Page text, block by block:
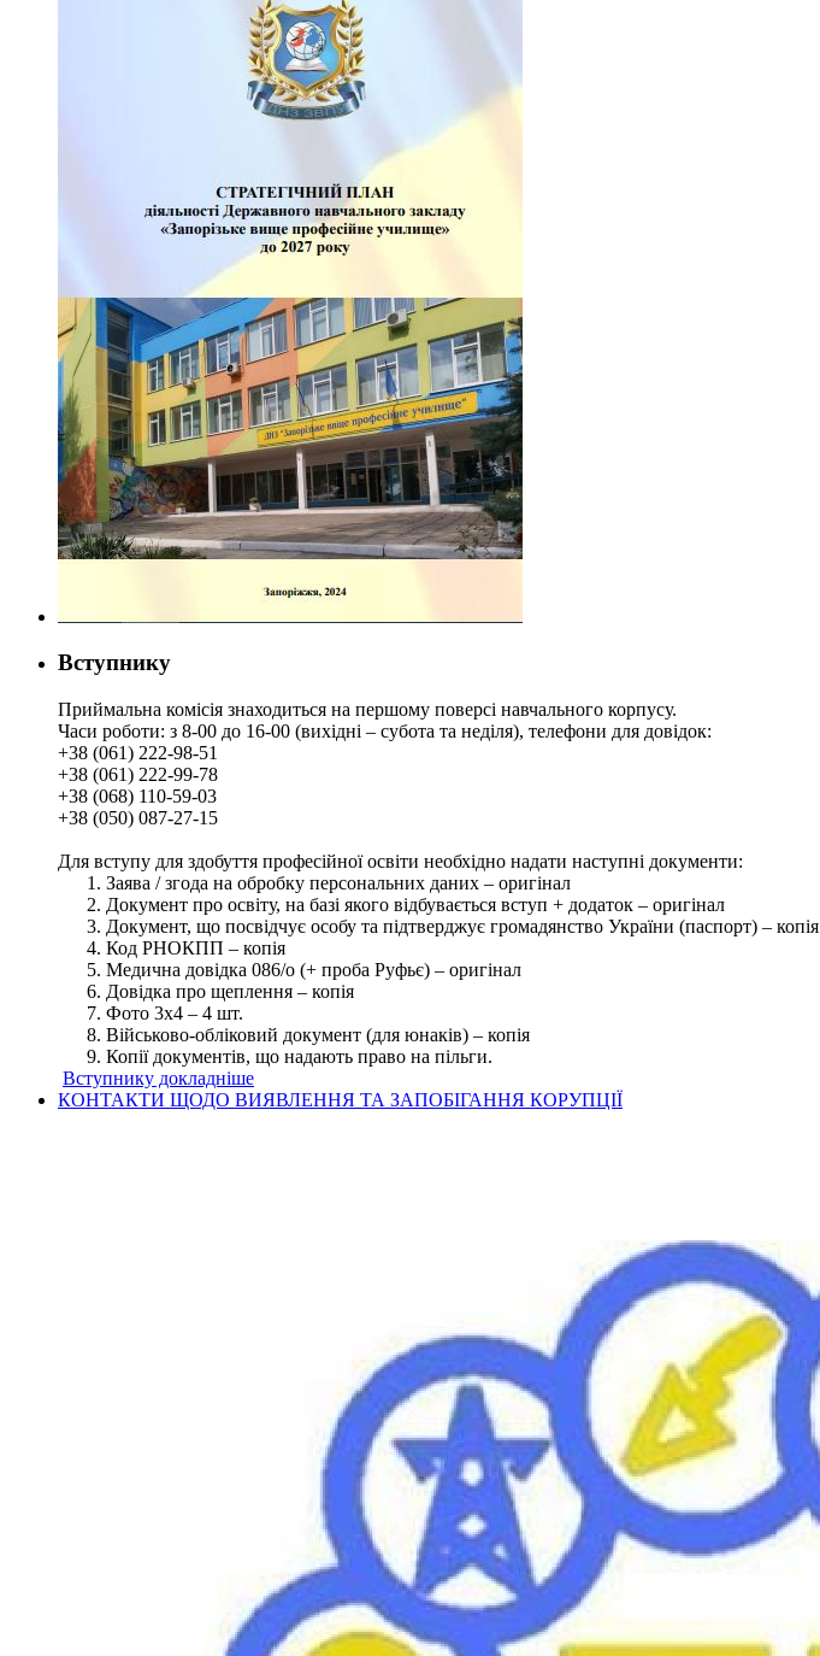
Вступнику
Приймальна комісія знаходиться на першому поверсі навчального корпусу.
Часи роботи: з 8-00 до 16-00 (вихідні – субота та неділя), телефони для довідок:
+38 (061) 222-98-51
+38 (061) 222-99-78
+38 (068) 110-59-03
+38 (050) 087-27-15
Для вступу для здобуття професійної освіти необхідно надати наступні документи:
Заява / згода на обробку персональних даних – оригінал
Документ про освіту, на базі якого відбувається вступ + додаток – оригінал
Документ, що посвідчує особу та підтверджує громадянство України (паспорт) – копія
Код РНОКПП – копія
Медична довідка 086/о (+ проба Руфьє) – оригінал
Довідка про щеплення – копія
Фото 3х4 – 4 шт.
Військово-обліковий документ (для юнаків) – копія
Копії документів, що надають право на пільги.
Вступнику докладніше
КОНТАКТИ ЩОДО ВИЯВЛЕННЯ ТА ЗАПОБІГАННЯ КОРУПЦІЇ